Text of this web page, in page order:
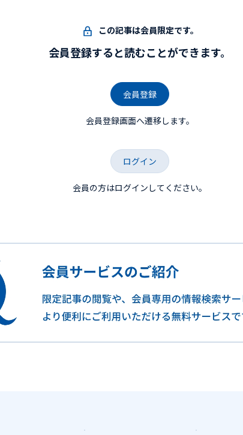
この記事は会員限定です。
会員登録すると読むことができます。
会員登録
会員登録画面へ遷移します。
ログイン
会員の方はログインしてください。